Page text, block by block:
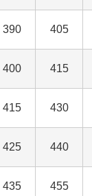
390 405
400 415
415 430
425 440
435 455